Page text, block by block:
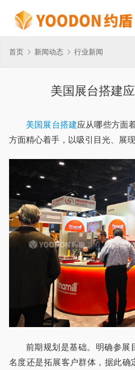
首页 新闻动态 行业新闻
美国展台搭建
美国展台搭建应从哪些方面
方面精心着手，以吸引目光、展现
前期规划是基础。明确参展
名度还是拓展客户群体，据此